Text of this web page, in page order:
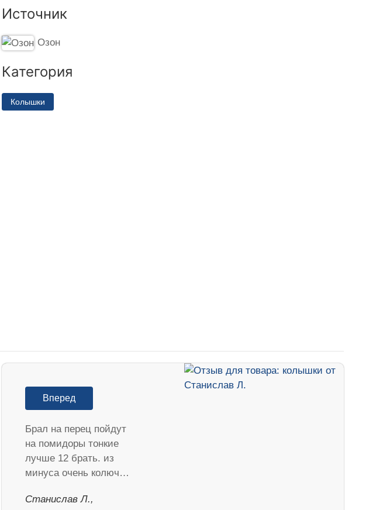
Источник
Озон
Категория
Колышки
Вперед
Брал на перец пойдут
на помидоры тонкие
лучше 12 брать. из
минуса очень колюч…
Станислав Л.,